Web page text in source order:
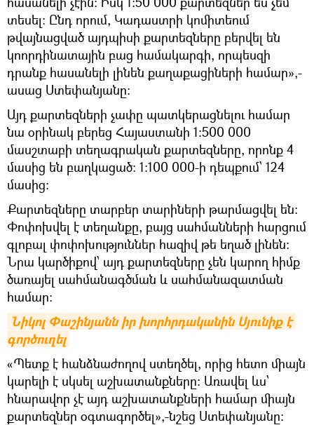
տեսել։ Ընդ որում, Կադաստրի կոմիտեում
թվայնացված այդպիսի քարտեզները բերվել են
կոորդինատային բաց համակարգի, որպեսզի
դրանք հասանելի լինեն քաղաքացիների համար»,-
ասաց Ստեփանյանը։
Այդ քարտեզների չափը պատկերացնելու համար
նա օրինակ բերեց Հայաստանի 1։500 000
մասշտաբի տեղագրական քարտեզները, որոնք 4
մասից են բաղկացած։ 1։100 000-ի դեպքում՝ 124
մասից։
Քարտեզները տարբեր տարիների թարմացվել են։
Փոփոխվել է տեղանքը, բայց սահմանների հարցում
գլոբալ փոփոխություններ հազիվ թե եղած լինեն։
Նրա կարծիքով՝ այդ քարտեզները չեն կարող հիմք
ծառայել սահմանագծման և սահմանազատման
համար։
Նիկոլ Փաշինյանն իր խորհրդականին Սյունիք է
գործուղել
«Պետք է հանձնաժողով ստեղծել, որից հետո միայն
կարելի է սկսել աշխատանքները։ Առավել ևս՝
հնարավոր չէ այդ աշխատանքների համար միայն
քարտեզներ օգտագործել»,-նշեց Ստեփանյանը։